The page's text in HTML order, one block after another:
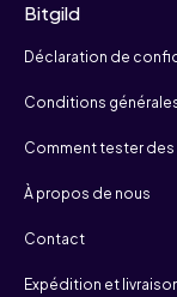
Bitgild
Déclaration de
Conditions
Comment tester des
À propos de nous
Contact
Expédition et